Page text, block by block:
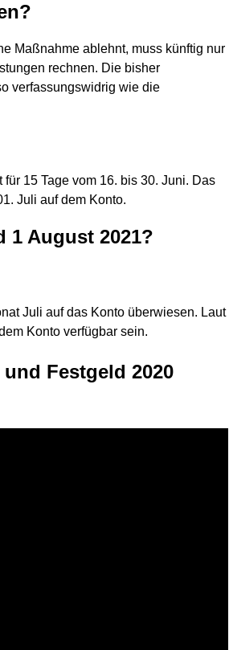
Maßnahme ablehnt, muss künftig nur
rechnen. Die bisher
verfassungswidrig wie die
15 Tage vom 16. bis 30. Juni. Das
Juli auf dem Konto.
1 August 2021?
Juli auf das Konto überwiesen. Laut
Konto verfügbar sein.
Festgeld 2020